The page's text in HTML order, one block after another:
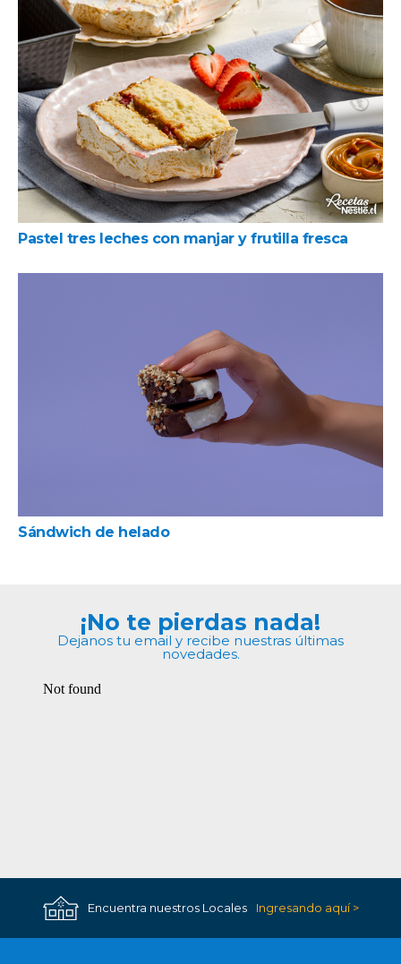
Pastel tres leches con manjar y frutilla fresca
Sándwich de helado
¡No te pierdas nada!
Dejanos tu email y recibe nuestras últimas
novedades.
Encuentra nuestros Locales Ingresando aquí >